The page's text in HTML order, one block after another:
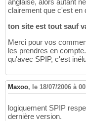
clairement que c'est en
ton site est tout sauf
Merci pour vos
les prendres en
qu'avec SPIP, c'est
Maxoo, le 18/07/2006 à
logiquement SPIP
dernière version.